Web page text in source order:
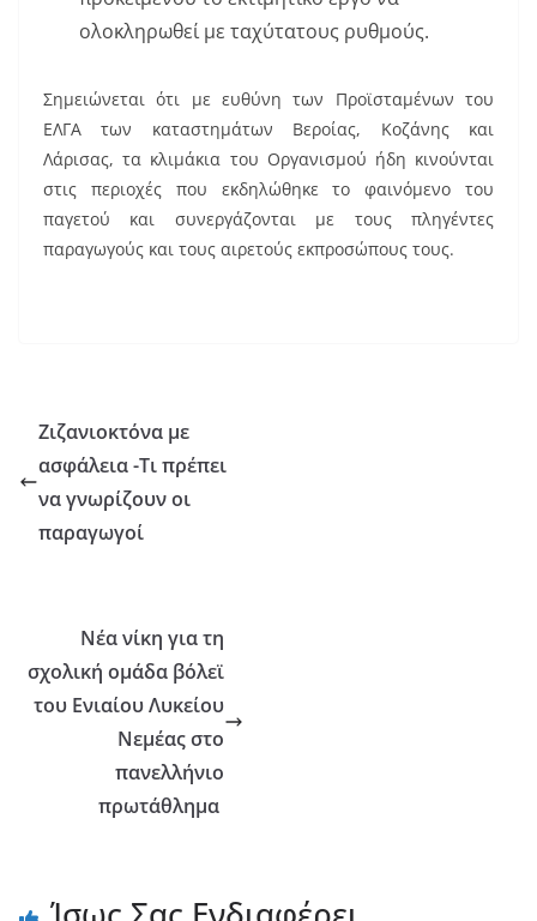
ολοκληρωθεί με ταχύτατους ρυθμούς.
Σημειώνεται ότι με ευθύνη των Προϊσταμένων του
ΕΛΓΑ των καταστημάτων Βεροίας, Κοζάνης και
Λάρισας, τα κλιμάκια του Οργανισμού ήδη κινούνται
στις περιοχές που εκδηλώθηκε το φαινόμενο του
παγετού και συνεργάζονται με τους πληγέντες
παραγωγούς και τους αιρετούς εκπροσώπους τους.
Ζιζανιοκτόνα με
ασφάλεια -Τι πρέπει
να γνωρίζουν οι
παραγωγοί
Νέα νίκη για τη
σχολική ομάδα βόλεϊ
του Ενιαίου Λυκείου
Νεμέας στο
πανελλήνιο
πρωτάθλημα